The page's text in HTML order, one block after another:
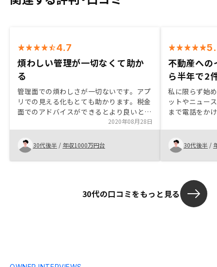
4.7
煩わしい管理が一切なくて助か
る
管理面での煩わしさが一切ないです。アプ
リでの見える化もとても助かります。税金
面でのアドバイスができるとより良いと思
います。例えば現状だとこの程度の所得税
が引かれており、損益通算により税金対策
にも繋がる。児童手当も満額受けられるよ
うになる。など。
2020年08月28日
30代後半 / 年収1000万円台
不動産への
ら半年で2
私に限らず始
ットやニュー
まで電話をか
悪な業界で、
悪いものとさ
ドルを超える
変える(学ぶ)
会社だと感じ
答えてくれて
し、最終的に
30代後半 /
30代の口コミをもっと見る